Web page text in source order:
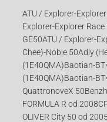
ATU / Explorer-
Explorer-Explorer
GE50ATU / Explorer-
Chee)-Noble 50Adly
(1E40QMA)Baotian-
(1E40QMA)Baotian-
QuattronoveX
FORMULA R od
OLIVER City 50 od